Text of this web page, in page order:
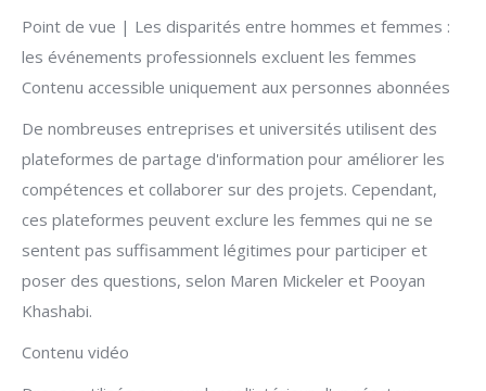
Point de vue | Les disparités entre hommes et femmes :
les événements professionnels excluent les femmes
Contenu accessible uniquement aux personnes abonnées
De nombreuses entreprises et universités utilisent des
plateformes de partage d'information pour améliorer les
compétences et collaborer sur des projets. Cependant,
ces plateformes peuvent exclure les femmes qui ne se
sentent pas suffisamment légitimes pour participer et
poser des questions, selon Maren Mickeler et Pooyan
Khashabi.
Contenu vidéo